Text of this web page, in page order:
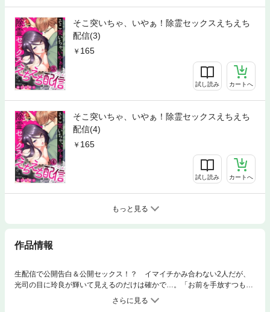
そこ突いちゃ、いやぁ！除霊セックスえちえち
配信(3)
165
試し読み カートへ
そこ突いちゃ、いやぁ！除霊セックスえちえち
配信(4)
165
試し読み カートへ
もっと見る
作品情報
生配信で公開告白＆公開セックス！？ イマイチかみ合わない2人だが、
光司の目に玲良が輝いて見えるのだけは確かで…。「お前を手放すつもり
はない」抱き上げられて舌を絡める深いキスをされるとたまらなくて…さ
らに光司の熱いモノで奥まで貫かれ、気持ち良いトコロをとんとんされる